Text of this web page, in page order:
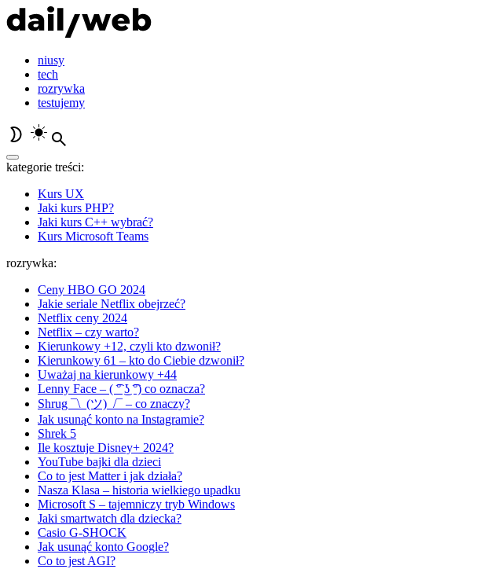
niusy
tech
rozrywka
testujemy
kategorie treści:
Kurs UX
Jaki kurs PHP?
Jaki kurs C++ wybrać?
Kurs Microsoft Teams
rozrywka:
Ceny HBO GO 2024
Jakie seriale Netflix obejrzeć?
Netflix ceny 2024
Netflix – czy warto?
Kierunkowy +12, czyli kto dzwonił?
Kierunkowy 61 – kto do Ciebie dzwonił?
Uważaj na kierunkowy +44
Lenny Face – ( ͡° ͜ʖ ͡°) co oznacza?
Shrug ¯\_(ツ)_/¯ – co znaczy?
Jak usunąć konto na Instagramie?
Shrek 5
Ile kosztuje Disney+ 2024?
YouTube bajki dla dzieci
Co to jest Matter i jak działa?
Nasza Klasa – historia wielkiego upadku
Microsoft S – tajemniczy tryb Windows
Jaki smartwatch dla dziecka?
Casio G-SHOCK
Jak usunąć konto Google?
Co to jest AGI?